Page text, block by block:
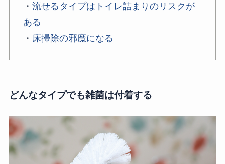
・ 流せるタイプはトイレ詰まりのリスクが
ある
・ 床掃除の邪魔になる
どんなタイプでも雑菌は付着する